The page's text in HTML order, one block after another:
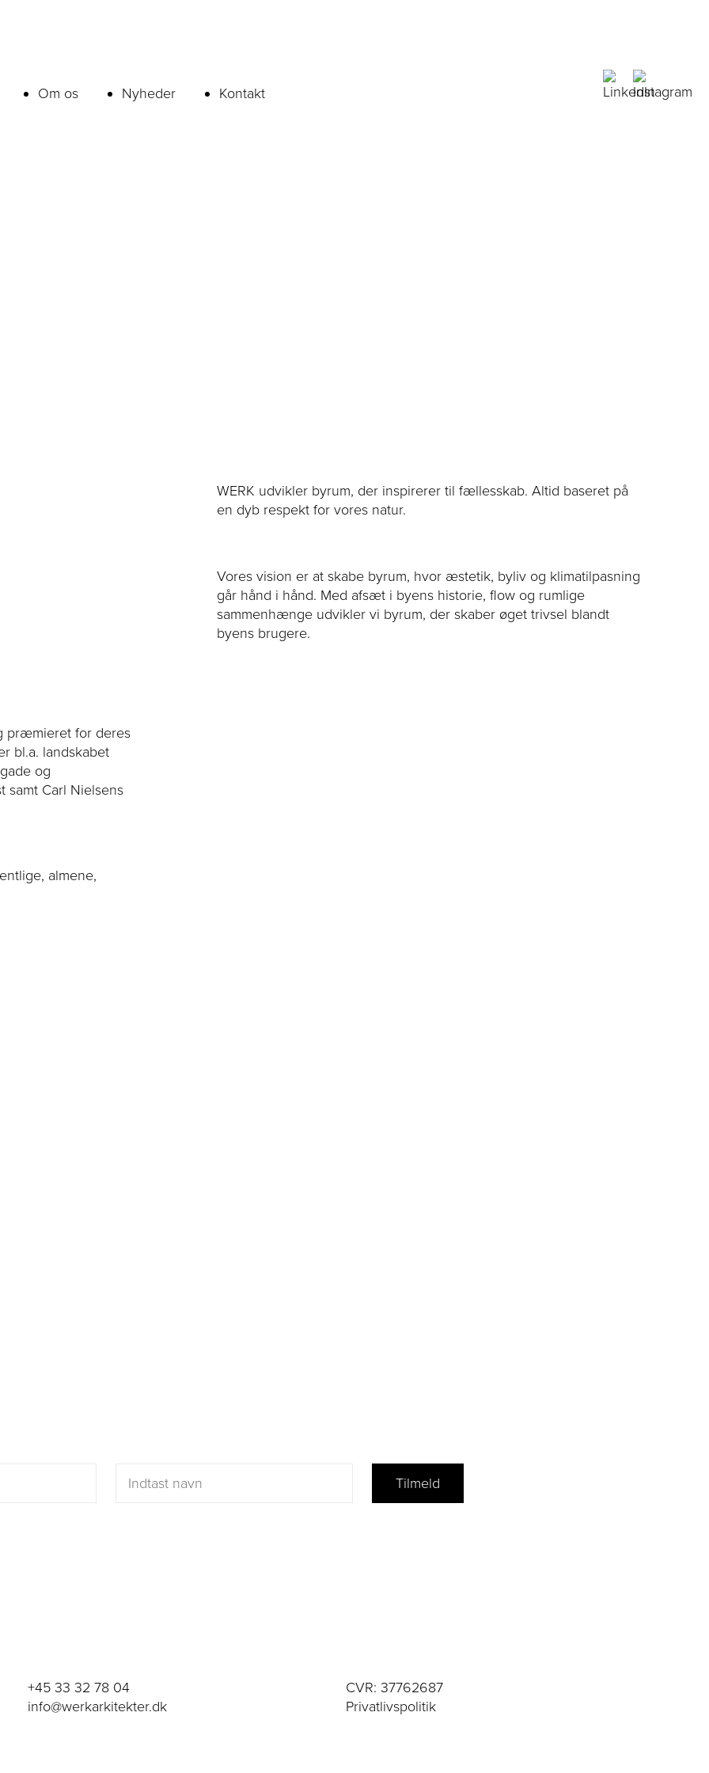
Om os Nyheder Kontakt
WERK udvikler byrum, der inspirerer til fællesskab. Altid baseret på
en dyb respekt for vores natur.
Vores vision er at skabe byrum, hvor æstetik, byliv og klimatilpasning
går hånd i hånd. Med afsæt i byens historie, flow og rumlige
sammenhænge udvikler vi byrum, der skaber øget trivsel blandt
byens brugere.
præmieret for deres
bl.a. landskabet
og
samt Carl Nielsens
almene,
+45 33 32 78 04
info@werkarkitekter.dk
CVR: 37762687
Privatlivspolitik